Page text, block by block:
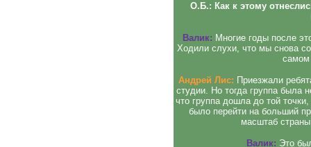
О.Б.: Как к этому
Валик: Многие годы после
Ходили слухи, что мы снова
самом
Андрей Лис: Приезжали
студии. Но тогда группа была
что группа дошла до той
было перейти на больший
масштаб
Валик: Это